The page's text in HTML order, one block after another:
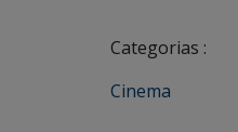
Categorias :
Cinema